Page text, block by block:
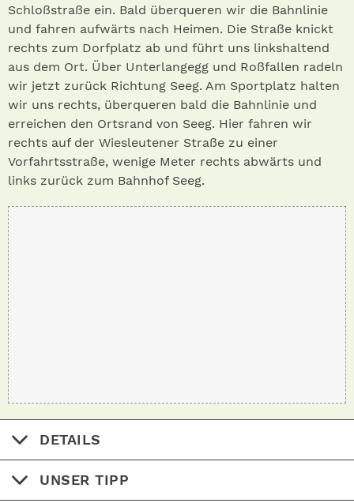
Schloßstraße ein. Bald überqueren wir die Bahnlinie
und fahren aufwärts nach Heimen. Die Straße knickt
rechts zum Dorfplatz ab und führt uns linkshaltend
aus dem Ort. Über Unterlangegg und Roßfallen radeln
wir jetzt zurück Richtung Seeg. Am Sportplatz halten
wir uns rechts, überqueren bald die Bahnlinie und
erreichen den Ortsrand von Seeg. Hier fahren wir
rechts auf der Wiesleutener Straße zu einer
Vorfahrtsstraße, wenige Meter rechts abwärts und
links zurück zum Bahnhof Seeg.
DETAILS
UNSER TIPP